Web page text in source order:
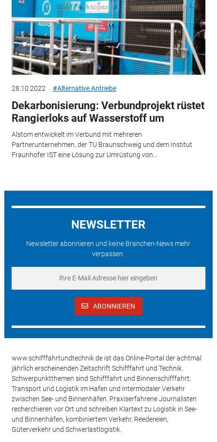
28.10.2022 #Alternative Antriebe
Dekarbonisierung: Verbundprojekt rüstet
Rangierloks auf Wasserstoff um
Alstom entwickelt im Verbund mit mehreren
Partnerunternehmen, der TU Braunschweig und dem Institut
Fraunhofer IST eine Lösung zur Umrüstung von...
NEWSLETTER
Newsletter abonnieren und keine Branchen-News mehr
verpassen.
ABONNIEREN
www.schifffahrtundtechnik.de ist das Online-Portal der achtmal
jährlich erscheinenden Zeitschrift Schifffahrt und Technik.
Schwerpunktthemen sind Schifffahrt und Binnenschifffahrt,
Transport und Logistik im Hafen und intermodaler Verkehr
zwischen See- und Binnenhäfen. Praxiserfahrene Journalisten
recherchieren vor Ort und schreiben Klartext zu Logistik in See-
und Binnenhäfen, kombiniertem Verkehr, Reedereien,
Güterverkehr und Schwerlastlogistik.